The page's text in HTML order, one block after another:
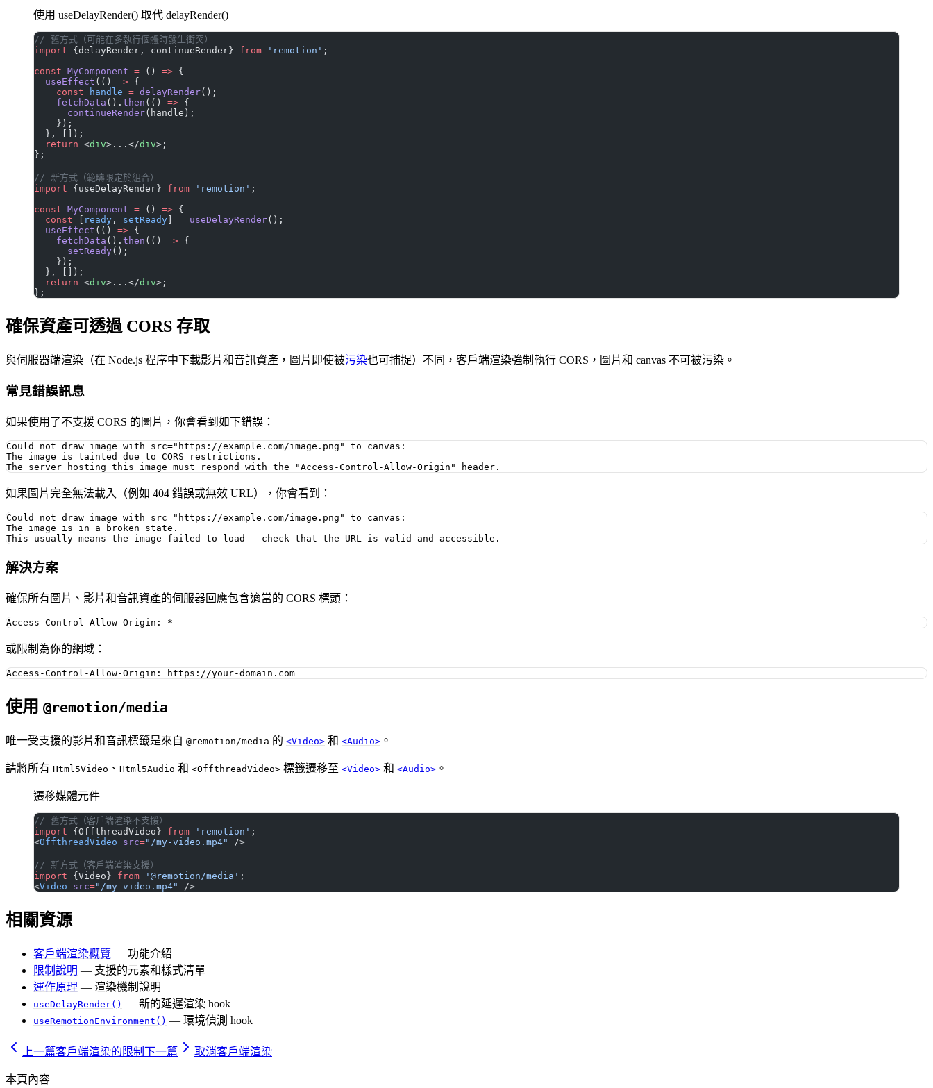
使用 useDelayRender() 取代 delayRender()
// 舊方式（可能在多執行個體時發生衝突）
import {delayRender, continueRender} from 'remotion' ;
const MyComponent = () => {
  useEffect
(() => {
    const
handle = delayRender();
    fetchData
(). then (() => {
      continueRender
(handle);
    });
  }, []);
  return
<div>...</div>;
};
// 新方式（範疇限定於組合）
import {useDelayRender} from 'remotion' ;
const MyComponent = () => {
  const
ready , setReady = useDelayRender();
  useEffect
(() => {
    fetchData
(). then (() => {
      setReady
();
    });
  }, []);
  return
<div>...</div>;
};
確保資產可透過 CORS 存取
與伺服器端渲染（在 Node.js 程序中下載影片和音訊資產，圖片即使被污染也可捕捉）不同，客戶端渲染強制執行 CORS，圖片和 canvas 不可被污染。
常見錯誤訊息
如果使用了不支援 CORS 的圖片，你會看到如下錯誤：
Could not draw image with src="https://example.com/image.png" to canvas:
The image is tainted due to CORS restrictions.
如果圖片完全無法載入（例如 404 錯誤或無效 URL），你會看到：
Could not draw image with src="https://example.com/image.png" to canvas:
The image is in a broken state.
解決方案
確保所有圖片、影片和音訊資產的伺服器回應包含適當的 CORS 標頭：
或限制為你的網域：
使用 @remotion/media
唯一受支援的影片和音訊標籤是來自 @remotion/media 的 <Video> 和 <Audio> 。
請將所有 Html5Video 、 Html5Audio 和 <OffthreadVideo> 標籤遷移至 <Video> 和 <Audio> 。
遷移媒體元件
// 舊方式（客戶端渲染不支援）
import {OffthreadVideo} from 'remotion' ;
<OffthreadVideo src="/my-video.mp4" />
// 新方式（客戶端渲染支援）
import {Video} from '@remotion/media' ;
<Video src="/my-video.mp4" />
相關資源
客戶端渲染概覽 — 功能介紹
限制說明 — 支援的元素和樣式清單
運作原理 — 渲染機制說明
useDelayRender() — 新的延遲渲染 hook
useRemotionEnvironment() — 環境偵測 hook
上一篇客戶端渲染的限制 下一篇 取消客戶端渲染
本頁內容